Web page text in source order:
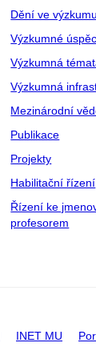
Dění ve výzkumu
Výzkumné
Výzkumná
Výzkumná
Mezinárodní
Publikace
Projekty
Habilitační řízení
Řízení ke
profesorem
INET MU